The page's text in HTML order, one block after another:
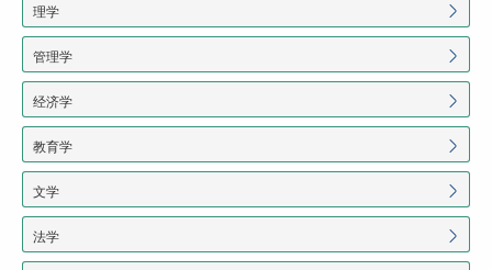
理学
管理学
经济学
教育学
文学
法学